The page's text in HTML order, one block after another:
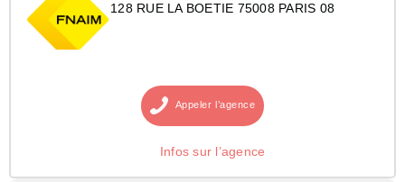
128 RUE LA BOETIE 75008 PARIS 08
Appeler l’agence
Infos sur l’agence